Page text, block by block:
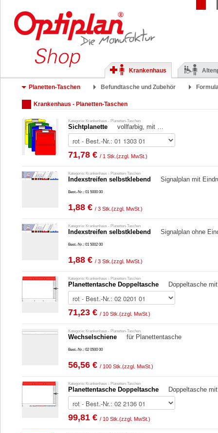
Krankenhaus
Planetten-Taschen Befundtasche und Zubehör
Krankenhaus - Planetten-Taschen
Kategorie: Krankenhaus - Planetten-Taschen
Sichtplanette vollfarbig, mit …
71,78 € / 1 Stk. (zzgl. MwSt.)
Kategorie: Krankenhaus - Planetten-Taschen
Indexstreifen selbstklebend Signalplan mit
Best.-Nr.: 01 5000 00
1,88 € / 3 Stk. (zzgl. MwSt.)
Kategorie: Krankenhaus - Planetten-Taschen
Indexstreifen selbstklebend Signalplan ohne
Best.-Nr.: 01 5002 00
1,88 € / 3 Stk. (zzgl. MwSt.)
Kategorie: Krankenhaus - Planetten-Taschen
Planettentasche Doppeltasche Doppeltasche
71,23 € / 10 Stk. (zzgl. MwSt.)
Kategorie: Krankenhaus - Planetten-Taschen
Wechselschiene für Planettentasche
Best.-Nr.: 02 0500 00
56,56 € / 100 Stk. (zzgl. MwSt.)
Kategorie: Krankenhaus - Planetten-Taschen
Planettentasche Doppeltasche Doppeltasche
99,81 € / 10 Stk. (zzgl. MwSt.)